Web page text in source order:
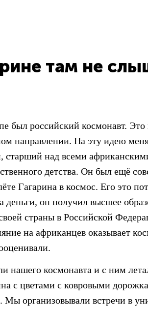
там не
был российский космонавт.
направлении. На эту идею
над всеми
детства. Он был ещё
Гагарина в космос. Его это
деньги, он получил высшее
страны в Российской
на африканцев оказывает
нашего космонавта и с ним
с цветами с ковровыми
организовывали встречи в